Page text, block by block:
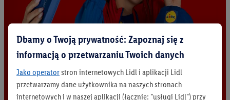
Dbamy o Twoją prywatność: Zapoznaj się z
informacją o przetwarzaniu Twoich danych
Jako operatorstron internetowych Lidl i aplikacji Lidl
przetwarzamy dane użytkownika na naszych stronach
internetowych i w naszej aplikacji (łącznie: "usługi Lidl") przy